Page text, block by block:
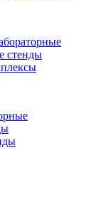
стенды